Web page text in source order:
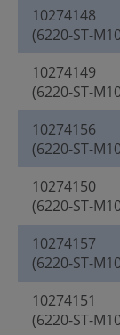
10274148
(6220-ST-
10274149
(6220-ST-
10274156
(6220-ST-
10274150
(6220-ST-
10274157
(6220-ST-
10274151
(6220-ST-